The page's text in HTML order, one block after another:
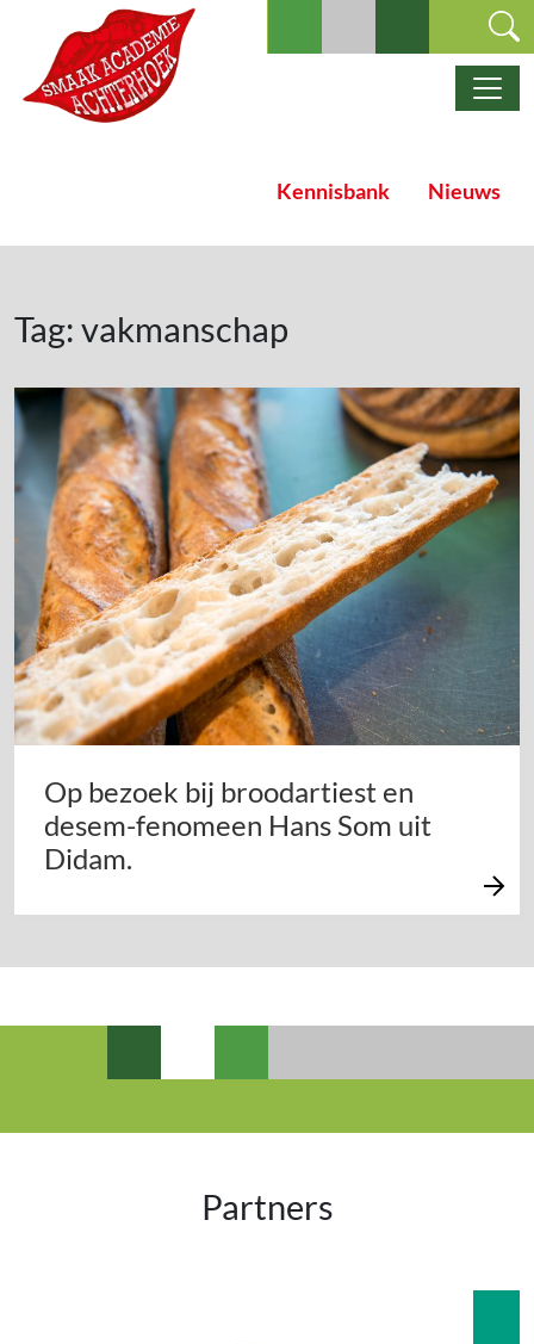
Ga naar de inhoud
Hoofdnavigatie
Kennisbank Nieuws
Tag: vakmanschap
Op bezoek bij broodartiest en
desem-fenomeen Hans Som uit
Didam.
Partners